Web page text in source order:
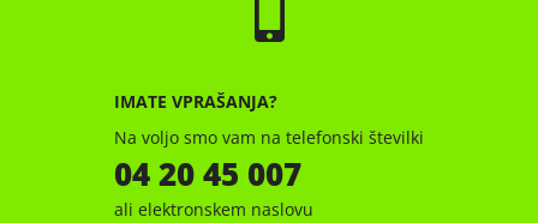
IMATE VPRAŠANJA?
Na voljo smo vam na telefonski številki
04 20 45 007
ali elektronskem naslovu